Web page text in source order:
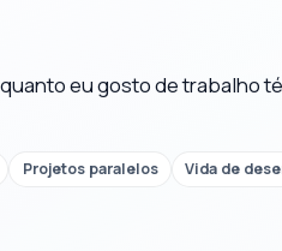
eu gosto de trabalho
Projetos paralelos Vida de